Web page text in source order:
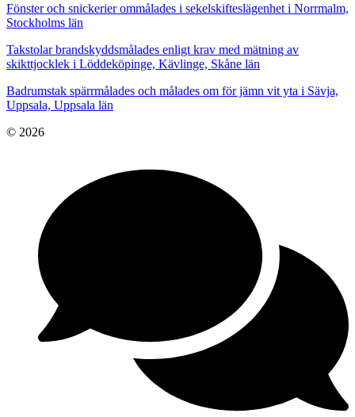
Fönster och snickerier ommålades i sekelskifteslägenhet i Norrmalm,
Stockholms län
Takstolar brandskyddsmålades enligt krav med mätning av
skikttjocklek i Löddeköpinge, Kävlinge, Skåne län
Badrumstak spärrmålades och målades om för jämn vit yta i Sävja,
Uppsala, Uppsala län
© 2026